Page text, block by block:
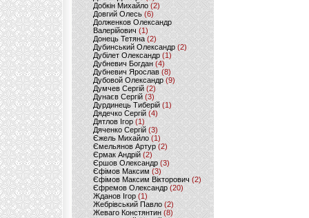
Добкін Михайло (2)
Довгий Олесь (6)
Долженков Олександр
Валерійович (1)
Донець Тетяна (2)
Дубинський Олександр(2)
Дубілет Олександр (1)
Дубневич Богдан (4)
Дубневич Ярослав (8)
Дубовой Олександр(9)
Думчев Сергій (2)
Дунаєв Сергій(3)
Дурдинець Тиберій (1)
Дядечко Сергій (4)
Дятлов Ігор (1)
Дяченко Сергій (3)
Єжель Михайло (1)
Ємельянов Артур (2)
Єрмак Андрій (2)
Єршов Олександр (3)
Єфімов Максим (3)
Єфімов Максим Вікторович (2)
Єфремов Олександр (20)
Жданов Ігор (1)
Жебрівський Павло (2)
Жеваго Констянтин (8)